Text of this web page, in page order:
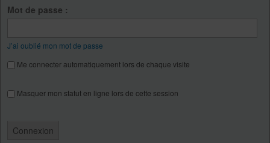
Mot de passe :
J’ai oublié mon mot de passe
Me connecter automatiquement lors de chaque visite
Masquer mon statut en ligne lors de cette session